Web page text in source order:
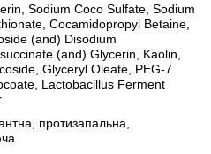
Sodium Coco Sulfate, Sodium
Cocamidopropyl Betaine,
(and) Disodium
(and) Glycerin, Kaolin,
Glyceryl Oleate, PEG-7
Lactobacillus Ferment
протизапальна,